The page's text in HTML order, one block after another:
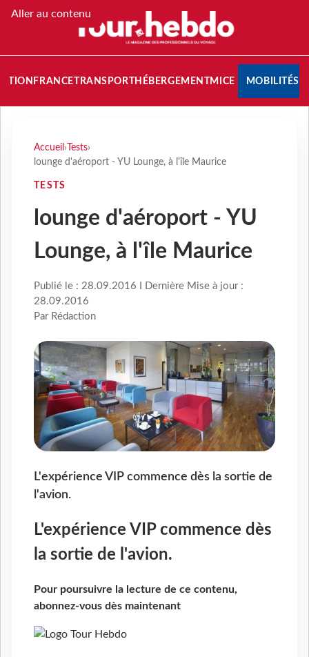
Aller au contenu
FRANCETRANSPORT HÉBERGEMENTMICE MOBILITÉS
Accueil › Tests›
lounge d'aéroport - YU Lounge, à l'île Maurice
TESTS
lounge d'aéroport - YU
Lounge, à l'île Maurice
Publié le : 28.09.2016 I Dernière Mise à jour :
28.09.2016
Par Rédaction
L'expérience VIP commence dès la sortie de
l'avion.
L'expérience VIP commence dès
la sortie de l'avion.
Pour poursuivre la lecture de ce contenu,
abonnez-vous dès maintenant